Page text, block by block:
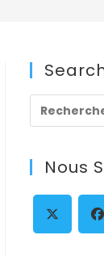
Nous